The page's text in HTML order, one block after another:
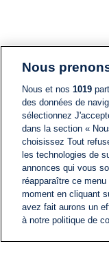
Nous
Nous et nos 1019
des données de
sélectionnez
dans la section «
choisissez Tout
les technologies de
annonces qui vous
réapparaître ce
moment en cliquant
avez fait aurons un
à notre politique de